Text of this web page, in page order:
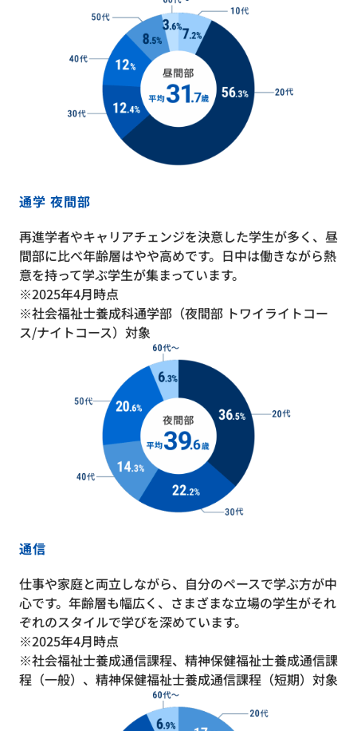
通学 夜間部
再進学者やキャリアチェンジを決意した学生が多く、昼
間部に比べ年齢層はやや高めです。日中は働きながら熱
意を持って学ぶ学生が集まっています。
※2025年4月時点
※社会福祉士養成科通学部（夜間部 トワイライトコー
ス/ナイトコース）対象
通信
仕事や家庭と両立しながら、自分のペースで学ぶ方が中
心です。年齢層も幅広く、さまざまな立場の学生がそれ
ぞれのスタイルで学びを深めています。
※2025年4月時点
※社会福祉士養成通信課程、精神保健福祉士養成通信課
程（一般）、精神保健福祉士養成通信課程（短期）対象